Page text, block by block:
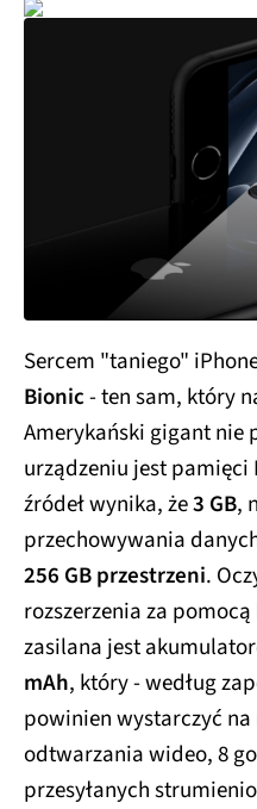
Sercem "taniego"
Bionic- ten sam, który
Amerykański gigant nie
urządzeniu jest pamięci
źródeł wynika, że3 GB,
przechowywania
256 GB przestrzeni.
rozszerzenia za
zasilana jest
mAh, który - według
powinien wystarczyć
odtwarzania wideo, 8
przesyłanych